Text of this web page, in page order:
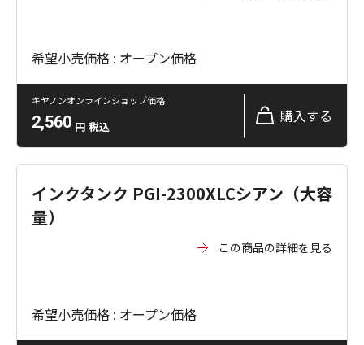
希望小売価格 : オープン価格
キヤノンオンラインショップ価格
2,560 円 税込
購入する
インクタンク PGI-2300XLCシアン（大容
量）
この商品の詳細を見る
希望小売価格 : オープン価格